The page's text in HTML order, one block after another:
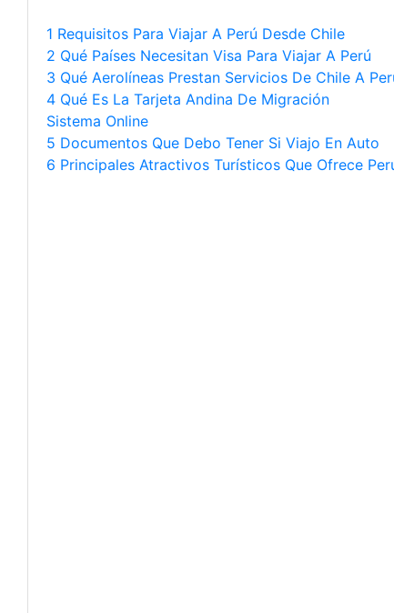
1 Requisitos Para Viajar A Perú Desde Chile
2 Qué Países Necesitan Visa Para Viajar A Perú
3 Qué Aerolíneas Prestan Servicios De Chile A
4 Qué Es La Tarjeta Andina De Migración
Sistema Online
5 Documentos Que Debo Tener Si Viajo En Auto
6 Principales Atractivos Turísticos Que Ofrece